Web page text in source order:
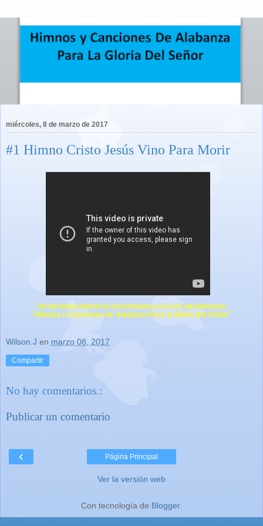
miércoles, 8 de marzo de 2017
#1 Himno Cristo Jesús Vino Para Morir
Un hermoso himno lo encontramos en el #1 del himnario
´´Himnos y Canciones de Alabanza Para la Gloria Del Señor´´
Wilson.J en marzo 08, 2017
Compartir
No hay comentarios.:
Publicar un comentario
‹ Página Principal
Ver la versión web
Con tecnología de Blogger.